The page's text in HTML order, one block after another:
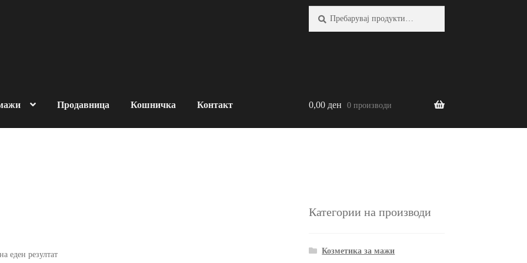
Продавница Кошничка Контакт
човековата околина
0,00 ден 0 производи
еден резултат
Категории на производи
Козметика за мажи